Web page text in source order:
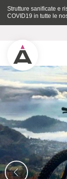
Strutture sanificate e
COVID19 in tutte le